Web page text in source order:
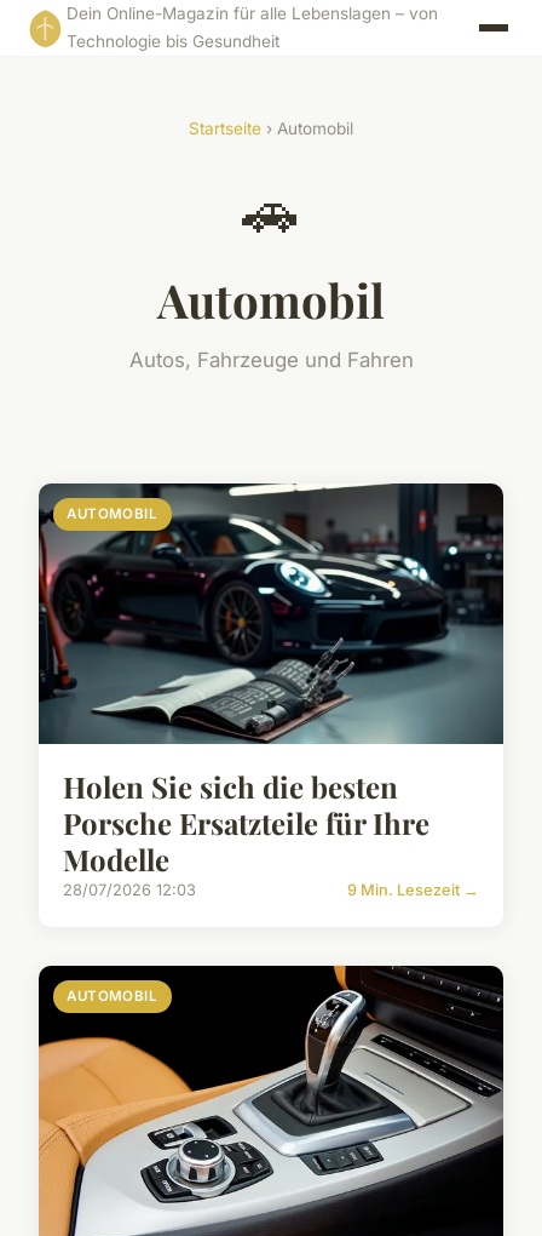
Dein Online-Magazin für alle Lebenslagen – von
Technologie bis Gesundheit
Startseite › Automobil
🚗
Automobil
Autos, Fahrzeuge und Fahren
AUTOMOBIL
Holen Sie sich die besten
Porsche Ersatzteile für Ihre
Modelle
28/07/2026 12:03 9 Min. Lesezeit →
AUTOMOBIL